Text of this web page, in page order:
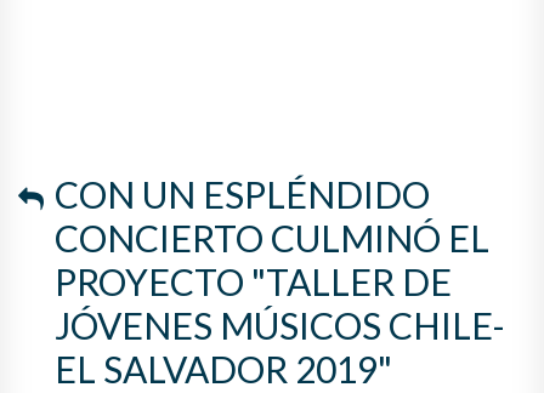
CON UN ESPLÉNDIDO
CONCIERTO CULMINÓ EL
PROYECTO "TALLER DE
JÓVENES MÚSICOS CHILE-
EL SALVADOR 2019"